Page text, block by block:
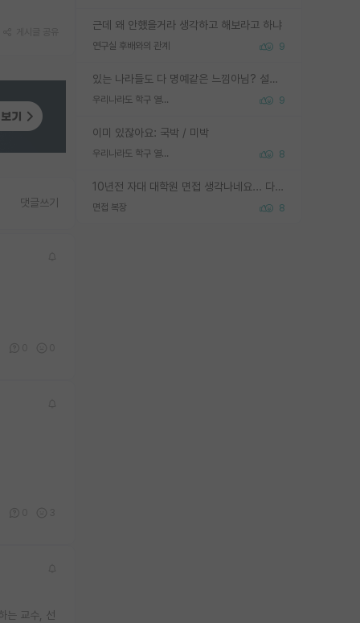
근데 왜 안했을거라 생각하고 해보라고 하냐
연구실 후배와의 관계 9
있는 나라들도 다 명예같은 느낌아님? 설마 박사끼리 등급나눠서 학위수여하자 같은 헛소리는 아니지? ㅋㅋ
우리나라도 학구 열풍보면 Higher Doctorate 학위가 필요하다고 봅니다. 9
이미 있잖아요: 국박 / 미박
우리나라도 학구 열풍보면 Higher Doctorate 학위가 필요하다고 봅니다. 8
10년전 자대 대학원 면접 생각나네요... 다들 양복에 넥타이까지 하고 갔더니, 국회의원 출마하냐고 놀리셨던. (면접질문내용: 증명사진에선 두상이 계란형인데, 실제론 그렇지 않다. 증명사진이 뭘 증명하고 있는거냐)ㅋㅋㅋㅋ
면접 복장 8
댓글쓰기
는 교수, 선